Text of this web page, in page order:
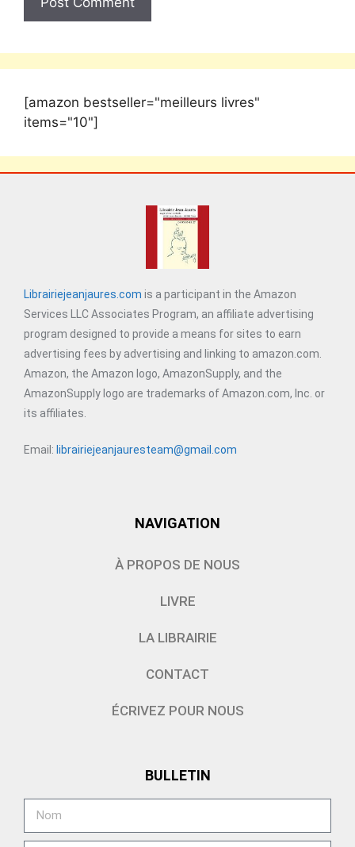
[amazon bestseller="meilleurs livres"
items="10"]
Librairiejeanjaures.com is a participant in the Amazon
Services LLC Associates Program, an affiliate advertising
program designed to provide a means for sites to earn
advertising fees by advertising and linking to amazon.com.
Amazon, the Amazon logo, AmazonSupply, and the
AmazonSupply logo are trademarks of Amazon.com, Inc. or
its affiliates.
Email: librairiejeanjauresteam@gmail.com
NAVIGATION
À PROPOS DE NOUS
LIVRE
LA LIBRAIRIE
CONTACT
ÉCRIVEZ POUR NOUS
BULLETIN